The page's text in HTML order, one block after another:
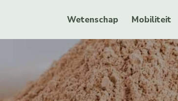
Wetenschap Mobiliteit